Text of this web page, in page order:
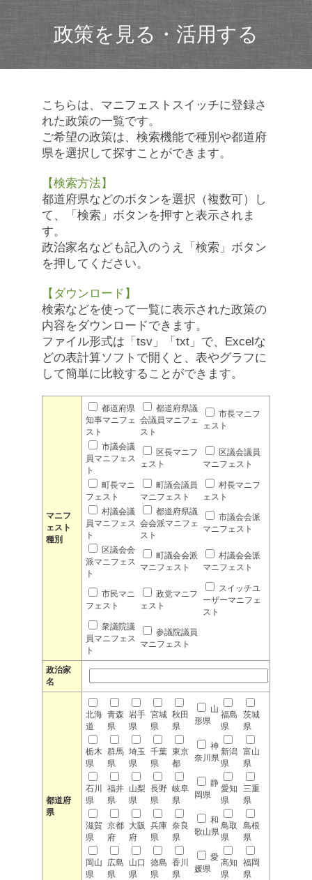
政策を見る・活用する
こちらは、マニフェストスイッチに登録さ
れた政策の一覧です。
ご希望の政策は、検索機能で種別や都道府
県を選択して探すことができます。
【検索方法】
都道府県などのボタンを選択（複数可）し
て、「検索」ボタンを押すと表示されま
す。
政治家名なども記入のうえ「検索」ボタン
を押してください。
【ダウンロード】
検索などを使って一覧に表示された政策の
内容をダウンロードできます。
ファイル形式は「tsv」「txt」で、Excelな
どの表計算ソフトで開くと、表やグラフに
して簡単に比較することができます。
マニフ
ェスト
種別
都道府県
知事マニフェ
スト
都道府県議
会議員マニフェ
スト
市長マニフ
ェスト
市議会議
員マニフェス
ト
区長マニフ
ェスト
区議会議員
マニフェスト
町長マニ
フェスト
町議会議員
マニフェスト
村長マニフ
ェスト
村議会議
員マニフェス
ト
都道府県議
会会派マニフェ
スト
市議会会派
マニフェスト
区議会会
派マニフェス
ト
町議会会派
マニフェスト
村議会会派
マニフェスト
市民マニ
フェスト
政党マニフ
ェスト
スイッチユ
ーザーマニフェ
スト
衆議院議
員マニフェス
ト
参議院議員
マニフェスト
政治家
名
都道府
県
北海
道
青森
県
岩手
県
宮城
県
秋田
県
山
形県
福島
県
茨城
県
栃木
県
群馬
県
埼玉
県
千葉
県
東京
都
神
奈川県
新潟
県
富山
県
石川
県
福井
県
山梨
県
長野
県
岐阜
県
静
岡県
愛知
県
三重
県
滋賀
県
京都
府
大阪
府
兵庫
県
奈良
県
和
歌山県
鳥取
県
島根
県
岡山
県
広島
県
山口
県
徳島
県
香川
県
愛
媛県
高知
県
福岡
県